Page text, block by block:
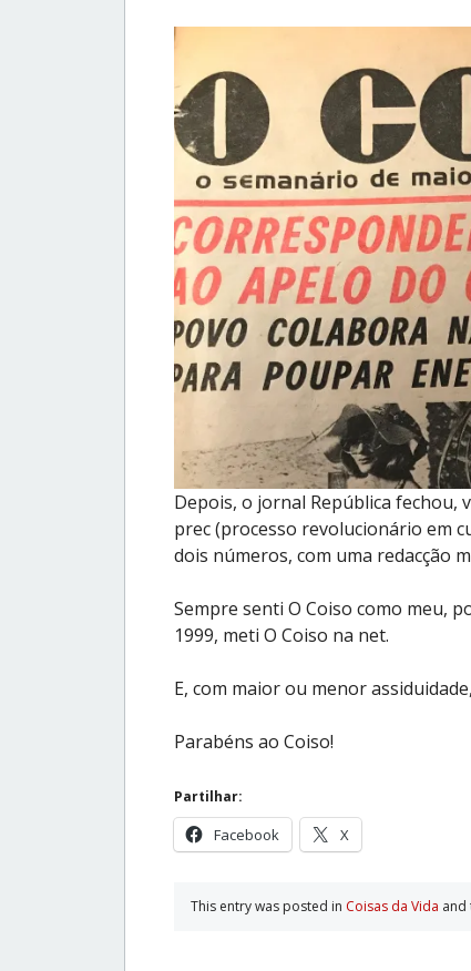
Depois, o jornal República fechou,
prec (processo revolucionário em
dois números, com uma redacção
Sempre senti O Coiso como meu,
1999, meti O Coiso na net.
E, com maior ou menor
Parabéns ao Coiso!
Partilhar:
Facebook X
This entry was posted in Coisas da Vida and